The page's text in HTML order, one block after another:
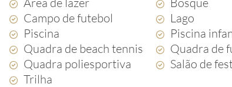
Campo de futebol
Lago
Piscina
Piscina
Quadra de beach tennis
Quadra de
Quadra poliesportiva
Salão de
Trilha